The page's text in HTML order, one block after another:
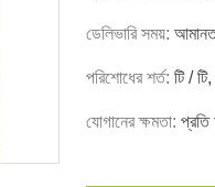
ডেলিভারি সময়:
পরিশোধের শর্ত: টি /
যোগানের ক্ষমতা: প্রতি